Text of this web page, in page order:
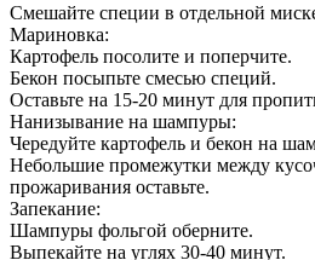
Смешайте специи в отдельной
Мариновка:
Картофель посолите и поперчите.
Бекон посыпьте смесью специй.
Оставьте на 15-20 минут для
Нанизывание на шампуры:
Чередуйте картофель и бекон на
Небольшие промежутки между
прожаривания оставьте.
Запекание:
Шампуры фольгой оберните.
Выпекайте на углях 30-40 минут.